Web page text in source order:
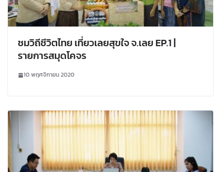
ชมวิถีชีวิตไทย เที่ยวเลยสุขใจ จ.เลย EP.1 |
รายการสมุดโคจร
10 พฤศจิกายน 2020